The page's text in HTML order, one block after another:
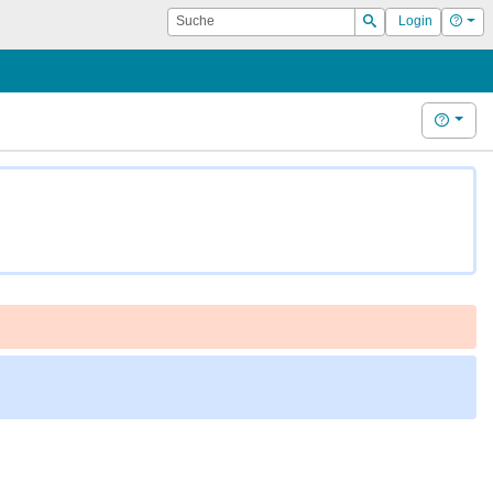
Suche
Suchen
Login Hilfe
Hilfe